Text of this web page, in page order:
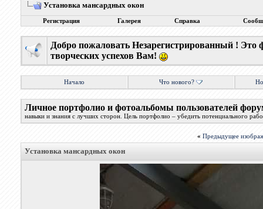
Установка мансардных окон
Регистрация Галерея Справка
Добро пожаловать Незарегистрированный !
творческих успехов Вам!
Начало Что нового?
Личное портфолио и фотоальбомы пользователей
навыки и знания с лучших сторон. Цель портфолио – убедить потенциального
« Предыдущее
Установка мансардных окон